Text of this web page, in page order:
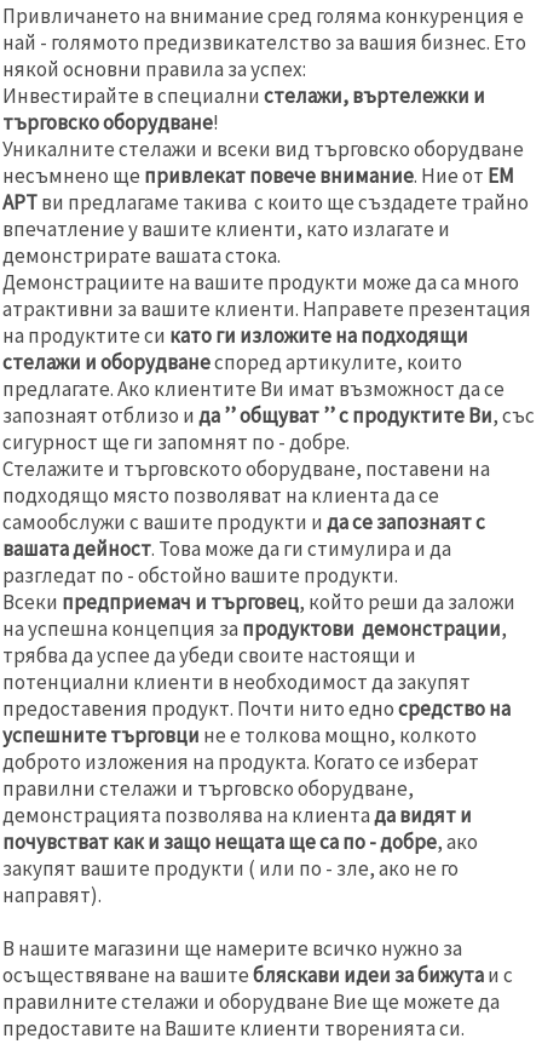
Привличането на внимание сред голяма конкуренция е
най - голямото предизвикателство за вашия бизнес. Ето
някой основни правила за успех:
Инвестирайте в специални стелажи, въртележки и
търговско оборудване!
Уникалните стелажи и всеки вид търговско оборудване
несъмнено ще привлекат повече внимание. Ние от ЕМ
АРТви предлагаме такива с които ще създадете трайно
впечатление у вашите клиенти, като излагате и
демонстрирате вашата стока.
Демонстрациите на вашите продукти може да са много
атрактивни за вашите клиенти. Направете презентация
на продуктите си като ги изложите на подходящи
стелажи и оборудванеспоред артикулите, които
предлагате. Ако клиентите Ви имат възможност да се
запознаят отблизо и да ’’ общуват ’’ с продуктите Ви, със
сигурност ще ги запомнят по - добре.
Стелажите и търговското оборудване, поставени на
подходящо място позволяват на клиента да се
самообслужи с вашите продукти и да се запознаят с
вашата дейност. Това може да ги стимулира и да
разгледат по - обстойно вашите продукти.
Всеки предприемач и търговец, който реши да заложи
на успешна концепция за продуктови демонстрации,
трябва да успее да убеди своите настоящи и
потенциални клиенти в необходимост да закупят
предоставения продукт. Почти нито едносредство на
успешните търговци не е толкова мощно, колкото
доброто изложения на продукта. Когато се изберат
правилни стелажи и търговско оборудване,
демонстрацията позволява на клиентада видят и
почувстват как и защо нещата ще са по - добре, ако
закупят вашите продукти ( или по - зле, ако не го
направят).
В нашите магазини ще намерите всичко нужно за
осъществяване на вашитебляскави идеи за бижутаи с
правилните стелажи и оборудване Вие ще можете да
предоставите на Вашите клиенти творенията си.